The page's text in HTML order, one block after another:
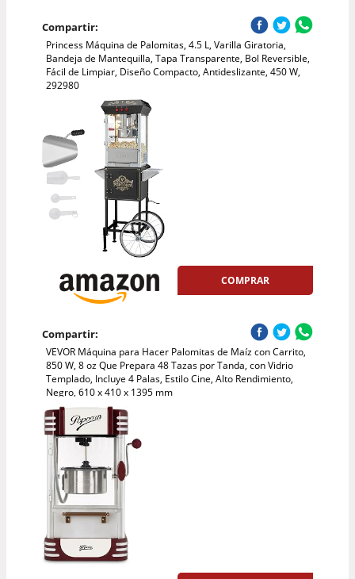
Compartir:
Princess Máquina de Palomitas, 4.5 L, Varilla Giratoria,
Bandeja de Mantequilla, Tapa Transparente, Bol Reversible,
Fácil de Limpiar, Diseño Compacto, Antideslizante, 450 W,
292980
COMPRAR
Compartir:
VEVOR Máquina para Hacer Palomitas de Maíz con Carrito,
850 W, 8 oz Que Prepara 48 Tazas por Tanda, con Vidrio
Templado, Incluye 4 Palas, Estilo Cine, Alto Rendimiento,
Negro, 610 x 410 x 1395 mm